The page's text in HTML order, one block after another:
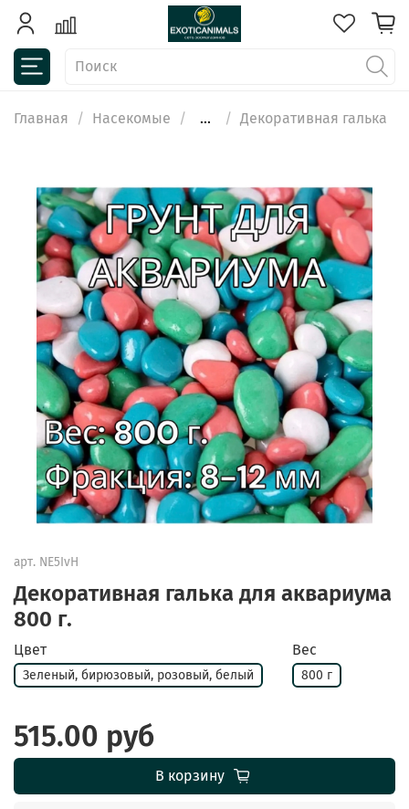
Главная Насекомые ... Декоративная галька
арт. NE5IvH
Декоративная галька для аквариума
800 г.
Цвет
Зеленый, бирюзовый, розовый, белый
Вес
800 г
515.00 руб
В корзину